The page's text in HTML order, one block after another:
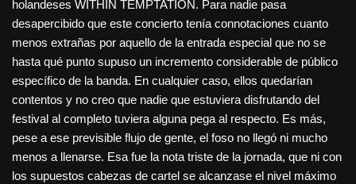
holandeses WITHIN TEMPTATION. Para nadie pasa
desapercibido que este concierto tenía connotaciones cuanto
menos extrañas por aquello de la entrada especial que no se
hasta qué punto supuso un incremento considerable de público
específico de la banda. En cualquier caso, ellos quedarían
contentos y no creo que nadie que estuviera disfrutando del
festival al completo tuviera alguna pega al respecto. Es más,
pese a ese previsible flujo de gente, el foso no llegó ni mucho
menos a llenarse. Esa fue la nota triste de la jornada, que ni con
los supuestos cabezas de cartel se alcanzase el nivel máximo